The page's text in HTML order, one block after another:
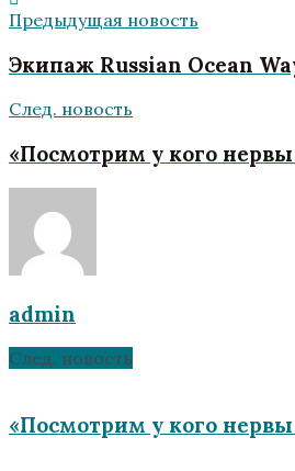
Предыдущая новость
Экипаж Russian Ocean
След. новость
«Посмотрим у кого нервы
admin
След. новость
«Посмотрим у кого нервы